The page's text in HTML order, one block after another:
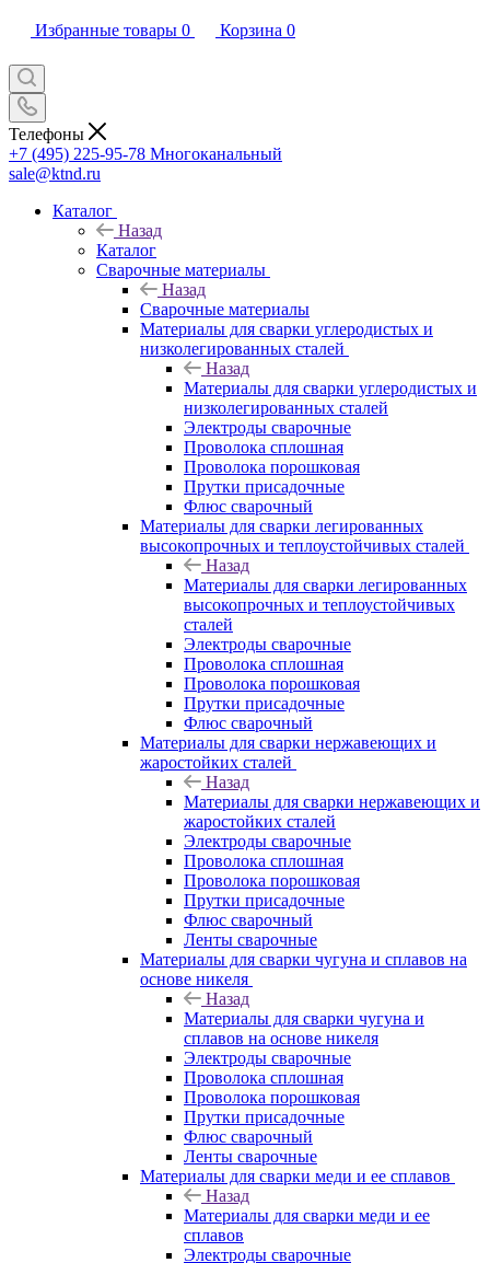
Избранные товары 0 Корзина 0
Телефоны
+7 (495) 225-95-78 Многоканальный
sale@ktnd.ru
Каталог
Назад
Каталог
Сварочные материалы
Назад
Сварочные материалы
Материалы для сварки углеродистых и
низколегированных сталей
Назад
Материалы для сварки углеродистых и
низколегированных сталей
Электроды сварочные
Проволока сплошная
Проволока порошковая
Прутки присадочные
Флюс сварочный
Материалы для сварки легированных
высокопрочных и теплоустойчивых сталей
Назад
Материалы для сварки легированных
высокопрочных и теплоустойчивых
сталей
Электроды сварочные
Проволока сплошная
Проволока порошковая
Прутки присадочные
Флюс сварочный
Материалы для сварки нержавеющих и
жаростойких сталей
Назад
Материалы для сварки нержавеющих и
жаростойких сталей
Электроды сварочные
Проволока сплошная
Проволока порошковая
Прутки присадочные
Флюс сварочный
Ленты сварочные
Материалы для сварки чугуна и сплавов на
основе никеля
Назад
Материалы для сварки чугуна и
сплавов на основе никеля
Электроды сварочные
Проволока сплошная
Проволока порошковая
Прутки присадочные
Флюс сварочный
Ленты сварочные
Материалы для сварки меди и ее сплавов
Назад
Материалы для сварки меди и ее
сплавов
Электроды сварочные